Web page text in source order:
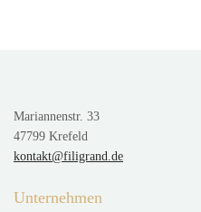
Mariannenstr. 33
47799 Krefeld
kontakt@filigrand.de
Unternehmen